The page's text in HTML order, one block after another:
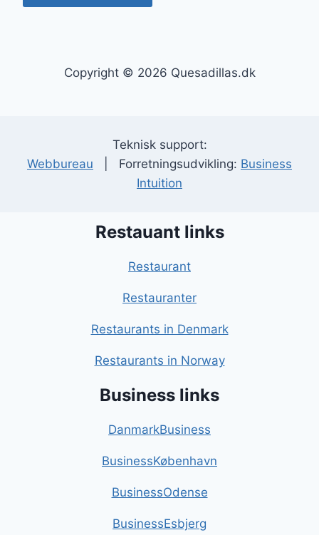
Copyright © 2026 Quesadillas.dk
Teknisk support:
Webbureau | Forretningsudvikling: Business
Intuition
Restauant links
Restaurant
Restauranter
Restaurants in Denmark
Restaurants in Norway
Business links
DanmarkBusiness
BusinessKøbenhavn
BusinessOdense
BusinessEsbjerg